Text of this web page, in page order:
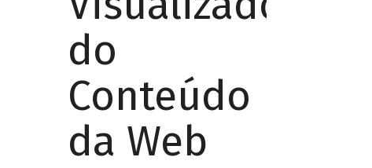
do
Conteúdo
da Web